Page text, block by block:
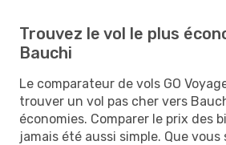
Trouvez le vol le plus
Bauchi
Le comparateur de vols GO
trouver un vol pas cher vers
économies. Comparer le prix des
jamais été aussi simple. Que